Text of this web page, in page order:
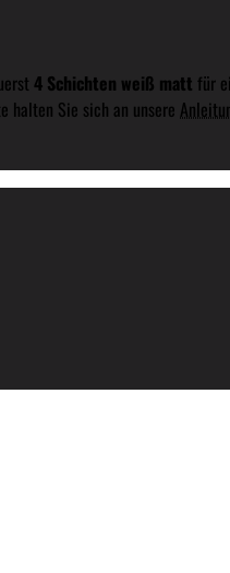
4 Schichten weiß matt für
halten Sie sich an unsere